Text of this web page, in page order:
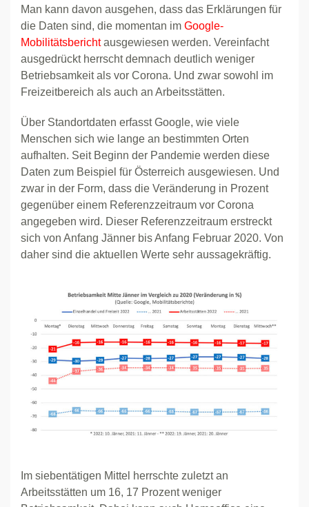
Man kann davon ausgehen, dass das Erklärungen für
die Daten sind, die momentan im Google-
Mobilitätsberichtausgewiesen werden. Vereinfacht
ausgedrückt herrscht demnach deutlich weniger
Betriebsamkeit als vor Corona. Und zwar sowohl im
Freizeitbereich als auch an Arbeitsstätten.
Über Standortdaten erfasst Google, wie viele
Menschen sich wie lange an bestimmten Orten
aufhalten. Seit Beginn der Pandemie werden diese
Daten zum Beispiel für Österreich ausgewiesen. Und
zwar in der Form, dass die Veränderung in Prozent
gegenüber einem Referenzzeitraum vor Corona
angegeben wird. Dieser Referenzzeitraum erstreckt
sich von Anfang Jänner bis Anfang Februar 2020. Von
daher sind die aktuellen Werte sehr aussagekräftig.
Im siebentätigen Mittel herrschte zuletzt an
Arbeitsstätten um 16, 17 Prozent weniger